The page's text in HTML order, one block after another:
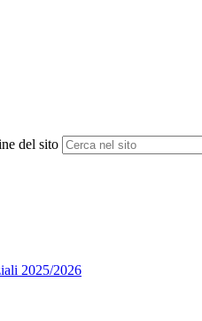
del sito
2025/2026